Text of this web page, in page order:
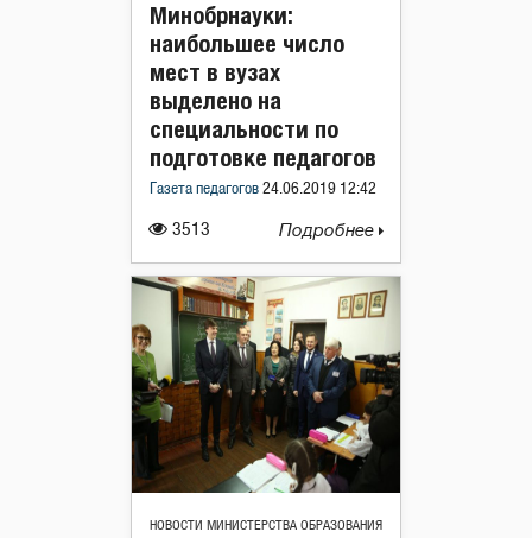
3513
Минобрнауки:
наибольшее число
мест в вузах
выделено на
специальности по
подготовке педагогов
Газета педагогов 24.06.2019 12:42
Подробнее
НОВОСТИ МИНИСТЕРСТВА ОБРАЗОВАНИЯ